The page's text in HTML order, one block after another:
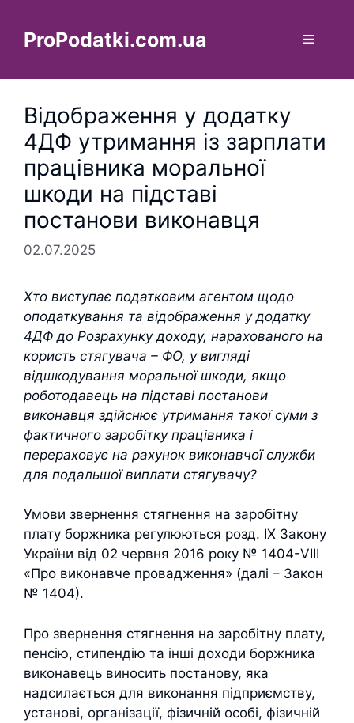
вмістуProPodatki.com.ua Меню
Відображення у додатку
4ДФ утримання із зарплати
працівника моральної
шкоди на підставі
постанови виконавця
02.07.2025
Хто виступає податковим агентом щодо
оподаткування та відображення у додатку
4ДФ до Розрахунку доходу, нарахованого на
користь стягувача – ФО, у вигляді
відшкодування моральної шкоди, якщо
роботодавець на підставі постанови
виконавця здійснює утримання такої суми з
фактичного заробітку працівника і
перераховує на рахунок виконавчої служби
для подальшої виплати стягувачу?
Умови звернення стягнення на заробітну
плату боржника регулюються розд. ІХ Закону
України від 02 червня 2016 року № 1404-VIII
«Про виконавче провадження» (далі – Закон
№ 1404).
Про звернення стягнення на заробітну плату,
пенсію, стипендію та інші доходи боржника
виконавець виносить постанову, яка
надсилається для виконання підприємству,
установі, організації, фізичній особі, фізичній